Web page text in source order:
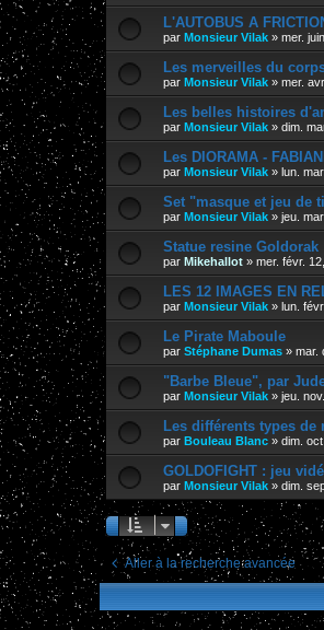
L'AUTOBUS A
par Monsieur Vilak » mer.
Les merveilles du
par Monsieur Vilak » mer.
Les belles histoires
par Monsieur Vilak » dim.
Les DIORAMA -
par Monsieur Vilak » lun.
Set "masque et jeu de
par Monsieur Vilak » jeu.
Statue resine Goldorak
par Mikehallot » mer. févr.
LES 12 IMAGES EN
par Monsieur Vilak » lun.
Le Pirate Maboule
par Stéphane Dumas » mar.
"Barbe Bleue", par
par Monsieur Vilak » jeu.
Les différents types
par Bouleau Blanc » dim.
GOLDOFIGHT : jeu
par Monsieur Vilak » dim.
Aller à la recherche avancée